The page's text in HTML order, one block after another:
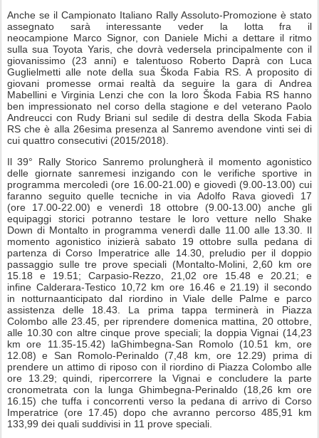
Anche se il Campionato Italiano Rally Assoluto-Promozione è stato
assegnato sarà interessante veder la lotta fra il
neocampione Marco Signor, con Daniele Michi a dettare il ritmo
sulla sua Toyota Yaris, che dovrà vedersela principalmente con il
giovanissimo (23 anni) e talentuoso Roberto Daprà con Luca
Guglielmetti alle note della sua Škoda Fabia RS. A proposito di
giovani promesse ormai realtà da seguire la gara di Andrea
Mabellini e Virginia Lenzi che con la loro Škoda Fabia RS hanno
ben impressionato nel corso della stagione e del veterano Paolo
Andreucci con Rudy Briani sul sedile di destra della Skoda Fabia
RS che è alla 26esima presenza al Sanremo avendone vinti sei di
cui quattro consecutivi (2015/2018).
Il 39° Rally Storico Sanremo prolungherà il momento agonistico
delle giornate sanremesi inzigando con le verifiche sportive in
programma mercoledì (ore 16.00-21.00) e giovedì (9.00-13.00) cui
faranno seguito quelle tecniche in via Adolfo Rava giovedì 17
(ore 17.00-22.00) e venerdì 18 ottobre (9.00-13.00) anche gli
equipaggi storici potranno testare le loro vetture nello Shake
Down di Montalto in programma venerdì dalle 11.00 alle 13.30 . Il
momento agonistico inizieràsabato 19 ottobresulla pedana di
partenza di Corso Imperatricealle 14.30, preludio per il doppio
passaggio sulle tre prove speciali (Montalto-Molini, 2,60 km ore
15.18 e 19.51; Carpasio-Rezzo, 21,02 ore 15.48 e 20.21; e
infine Calderara-Testico 10,72 km ore 16.46 e 21.19) il secondo
in notturnaanticipato dal riordino in Viale delle Palme e parco
assistenza delle 18.43. La prima tappa terminerà in Piazza
Colombo alle 23.45 , per riprendere domenica mattina
20 ottobre,
alle 10.30con altre cinque prove speciali; la doppia Vignai (14,23
km ore 11.35-15.42) laGhimbegna-San Romolo (10.51 km, ore
12.08) e San Romolo-Perinaldo (7,48 km, ore 12.29) prima di
prendere un attimo di riposo con il riordino di Piazza Colombo alle
ore 13.29; quindi, ripercorrere la Vignai e concludere la parte
cronometrata con la lunga Ghimbegna-Perinaldo (18,26 km ore
16.15) che tuffa i concorrenti verso la pedana di arrivo di Corso
Imperatrice (ore 17.45) dopo che avranno percorso 485,91 km
133,99 dei quali suddivisi in 11 prove speciali.